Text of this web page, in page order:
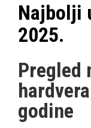
Najbolji
2025.
Pregled
godine